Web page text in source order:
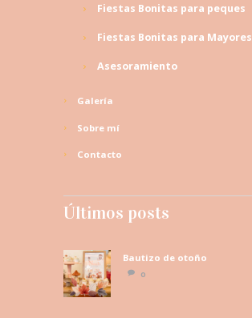
Fiestas Bonitas para peques
Fiestas Bonitas para Mayores
Asesoramiento
Galería
Sobre mí
Contacto
Últimos posts
Bautizo de otoño
0